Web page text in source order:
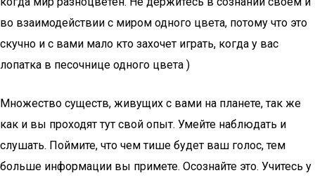
во взаимодействии с миром одного цвета, потому что это
скучно и с вами мало кто захочет играть, когда у вас
лопатка в песочнице одного цвета )
Множество существ, живущих с вами на планете, так же
как и вы проходят тут свой опыт. Умейте наблюдать и
слушать. Поймите, что чем тише будет ваш голос, тем
больше информации вы примете. Осознайте это. Учитесь у